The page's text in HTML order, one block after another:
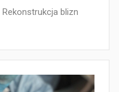
Rekonstrukcja blizn